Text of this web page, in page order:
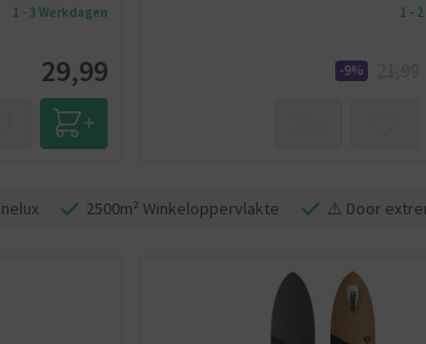
1 - 3 Werkdagen
29,99
1 -
-9%
2500m² Winkeloppervlakte ⚠️ Door